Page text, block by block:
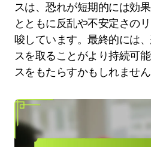
スは、恐れが短期的には効
とともに反乱や不安定さの
唆しています。最終的には
スを取ることがより持続可
スをもたらすかもしれません